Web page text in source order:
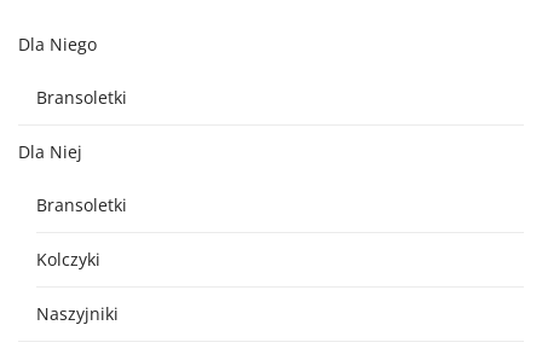
Dla Niego
Bransoletki
Dla Niej
Bransoletki
Kolczyki
Naszyjniki